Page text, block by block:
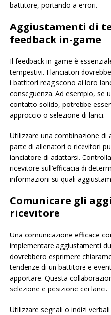
battitore, portando a errori.
Aggiustamenti di
feedback in-game
Il feedback in-game è
tempestivi. I lanciatori
i battitori reagiscono ai loro
conseguenza. Ad esempio, se
contatto solido, potrebbe
approccio o selezione di lanci.
Utilizzare una combinazione di
parte di allenatori o ricevitori
lanciatore di adattarsi.
ricevitore sull’efficacia di
informazioni su quali
Comunicare gli
ricevitore
Una comunicazione efficace
implementare aggiustamenti
dovrebbero esprimere
tendenze di un battitore e
apportare. Questa
selezione e posizione dei lanci.
Utilizzare segnali o indizi